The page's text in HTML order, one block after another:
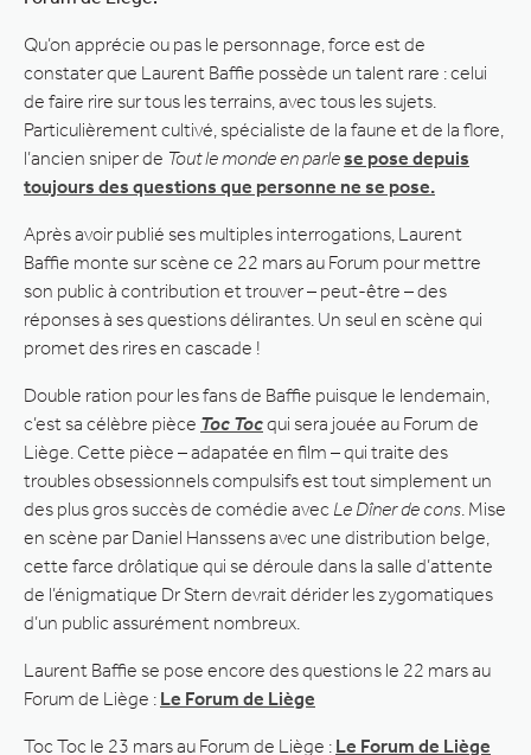
Qu’on apprécie ou pas le personnage, force est de
constater que Laurent Baffie possède un talent rare : celui
de faire rire sur tous les terrains, avec tous les sujets.
Particulièrement cultivé, spécialiste de la faune et de la flore,
l’ancien sniper de Tout le monde en parlese pose depuis
toujours des questions que personne ne se pose.
Après avoir publié ses multiples interrogations, Laurent
Baffie monte sur scène ce 22 mars au Forum pour mettre
son public à contribution et trouver – peut-être – des
réponses à ses questions délirantes. Un seul en scène qui
promet des rires en cascade !
Double ration pour les fans de Baffie puisque le lendemain,
c’est sa célèbre pièce Toc Tocqui sera jouée au Forum de
Liège. Cette pièce – adapatée en film – qui traite des
troubles obsessionnels compulsifs est tout simplement un
des plus gros succès de comédie avec Le Dîner de cons . Mise
en scène par Daniel Hanssens avec une distribution belge,
cette farce drôlatique qui se déroule dans la salle d’attente
de l’énigmatique Dr Stern devrait dérider les zygomatiques
d’un public assurément nombreux.
Laurent Baffie se pose encore des questions le 22 mars au
Forum de Liège : Le Forum de Liège
Toc Toc le 23 mars au Forum de Liège : Le Forum de Liège